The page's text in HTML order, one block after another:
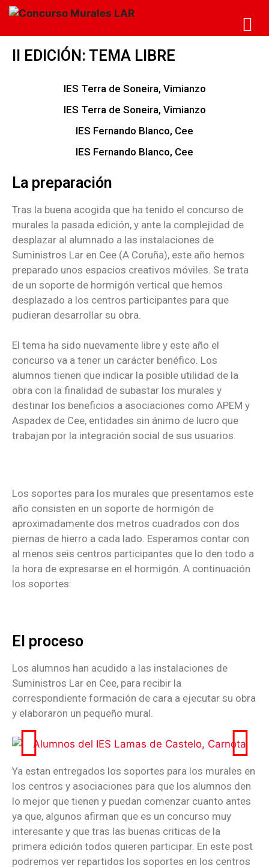
II EDICIÓN: TEMA LIBRE
IES Terra de Soneira, Vimianzo
IES Terra de Soneira, Vimianzo
IES Fernando Blanco, Cee
IES Fernando Blanco, Cee
La preparación
Tras la buena acogida que ha tenido el concurso de
murales la pasada edición, y ante la complejidad de
desplazar al alumnado a las instalaciones de
Suministros Lar en Cee (A Coruña), este año hemos
preparado unos espacios creativos móviles. Se trata
de un soporte de hormigón vertical que hemos
desplazado a los centros participantes para que
pudieran desarrollar su obra.
El tema ha sido nuevamente libre y este año el
concurso va a tener un carácter benéfico. Los
alumnos tienen que indicar la posible utilidad de la
obra con la finalidad de subastar los murales y
destinar los beneficios a asociaciones como APEM y
Aspadex de Cee, entidades sin ánimo de lucro que
trabajan por la integración social de sus usuarios.
Los soportes para los murales que presentamos este
año consisten en un soporte de hormigón de
aproximadamente dos metros cuadrados con dos
piernas de hierro a cada lado. Esperamos contar con
al menos seis centros participantes que lo den todo a
la hora de expresarse en el hormigón. A continuación
los soportes:
El proceso
Los alumnos han acudido a las instalaciones de
Suministros Lar en Cee, para recibir la
correspondiente formación de cara a ejecutar su obra
y elaboraron un pequeño mural.
Ya estan entregados los soportes para los murales en
los centros y asociaciones para que los alumnos den
lo mejor que tienen y puedan comenzar cuanto antes
ya que, algunos afirman que es un concurso muy
interesante y que tras las buenas criticas de la
primera edición todos quieren participar. En este post
podremos ver repartidos los soportes en los centros